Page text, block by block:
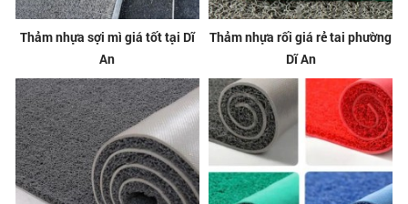
Thảm nhựa sợi mì giá tốt tại Dĩ
An
Thảm nhựa rối giá rẻ tai phường
Dĩ An